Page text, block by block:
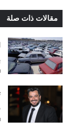
مقالات ذات صلة